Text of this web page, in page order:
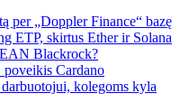
per „Doppler Finance“ bazę
ETP, skirtus Ether ir Solana
Blackrock?
Cardano
kolegoms kyla